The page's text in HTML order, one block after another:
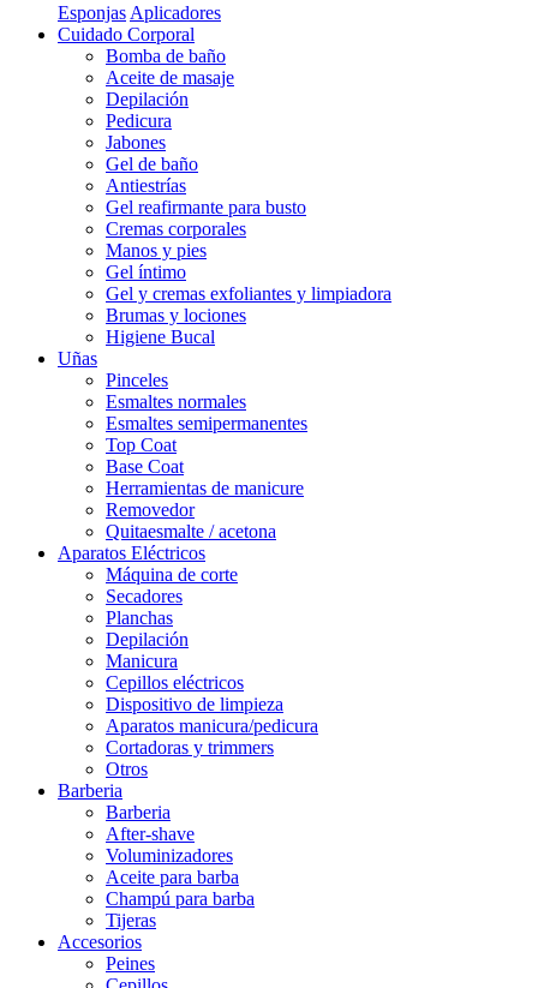
Esponjas Aplicadores
Cuidado Corporal
Bomba de baño
Aceite de masaje
Depilación
Pedicura
Jabones
Gel de baño
Antiestrías
Gel reafirmante para busto
Cremas corporales
Manos y pies
Gel íntimo
Gel y cremas exfoliantes y limpiadora
Brumas y lociones
Higiene Bucal
Uñas
Pinceles
Esmaltes normales
Esmaltes semipermanentes
Top Coat
Base Coat
Herramientas de manicure
Removedor
Quitaesmalte / acetona
Aparatos Eléctricos
Máquina de corte
Secadores
Planchas
Depilación
Manicura
Cepillos eléctricos
Dispositivo de limpieza
Aparatos manicura/pedicura
Cortadoras y trimmers
Otros
Barberia
Barberia
After-shave
Voluminizadores
Aceite para barba
Champú para barba
Tijeras
Accesorios
Peines